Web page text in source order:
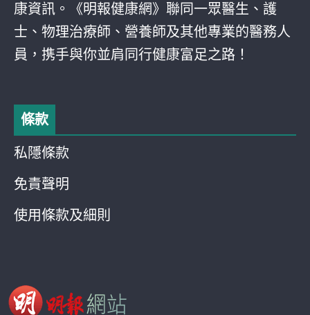
康資訊。《明報健康網》聯同一眾醫生、護
士、物理治療師、營養師及其他專業的醫務人
員，携手與你並肩同行健康富足之路！
條款
私隱條款
免責聲明
使用條款及細則